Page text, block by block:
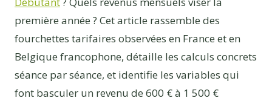
première année ? Cet article rassemble des
fourchettes tarifaires observées en France et en
Belgique francophone, détaille les calculs concrets
séance par séance, et identifie les variables qui
font basculer un revenu de 600 € à 1 500 €